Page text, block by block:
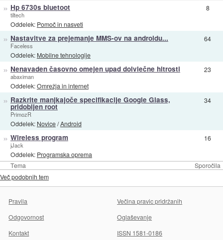
Tema Sporočila
» Hp 6730s bluetoot
tiltech
Oddelek: Pomoč in nasveti
8
» Nastavitve za prejemanje MMS-ov na androidu...
Faceless
Oddelek: Mobilne tehnologije
64
» Nenavaden časovno omejen upad dolvlečne hitrosti
abaximan
Oddelek:Omrežja in internet
23
» Razkrite manjkajoče specifikacije Google Glass,
pridobljen root
PrimozR
Oddelek: Novice/Android
34
» Wireless program
jJack
Oddelek: Programska oprema
16
Več podobnih tem
Pravila
Večina pravic pridržanih
Odgovornost
Oglaševanje
Kontakt
ISSN 1581-0186